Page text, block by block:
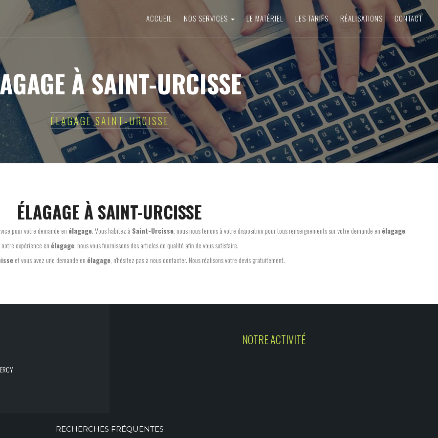
ACCUEIL NOS SERVICES LE MATÉRIEL LES TARIFS RÉALISATIONS CONTACT
À SAINT-URCISSE
ÉLAGAGE SAINT-URCISSE
ÉLAGAGE À SAINT-URCISSE
pour votre demande en élagage. Vous habitez à Saint-Urcisse , nous nous tenons à votre disposition pour tous renseignements sur votre demande en élagage.
expérience en élagage, nous vous fournissons des articles de qualité afin de vous satisfaire.
et vous avez une demande en élagage, n'hésitez pas à nous contacter. Nous réalisons votre devis gratuitement.
NOTRE ACTIVITÉ
RECHERCHES FRÉQUENTES